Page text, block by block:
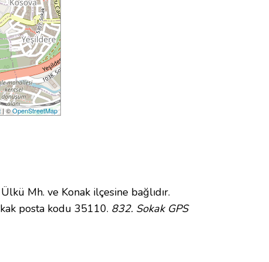
| ©OpenStreetMap
Mh. ve Konak ilçesine bağlıdır.
posta kodu 35110. 832. Sokak GPS